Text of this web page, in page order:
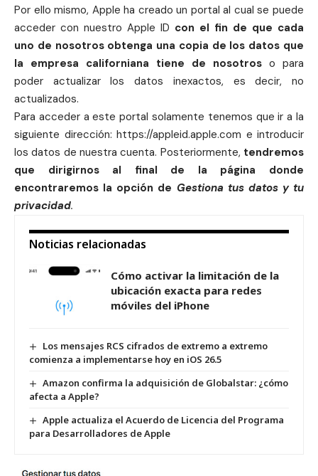
Por ello mismo, Apple ha creado un portal al cual se puede
acceder con nuestro Apple ID con el fin de que cada
uno de nosotros obtenga una copia de los datos que
la empresa californiana tiene de nosotros o para
poder actualizar los datos inexactos, es decir, no
actualizados.
Para acceder a este portal solamente tenemos que ir a la
siguiente dirección: https://appleid.apple.com e introducir
los datos de nuestra cuenta. Posteriormente, tendremos
que dirigirnos al final de la página donde
encontraremos la opción de Gestiona tus datos y tu
privacidad.
Noticias relacionadas
Cómo activar la limitación de la
ubicación exacta para redes
móviles del iPhone
Los mensajes RCS cifrados de extremo a extremo
comienza a implementarse hoy en iOS 26.5
Amazon confirma la adquisición de Globalstar: ¿cómo
afecta a Apple?
Apple actualiza el Acuerdo de Licencia del Programa
para Desarrolladores de Apple